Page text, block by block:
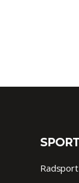
Radsport